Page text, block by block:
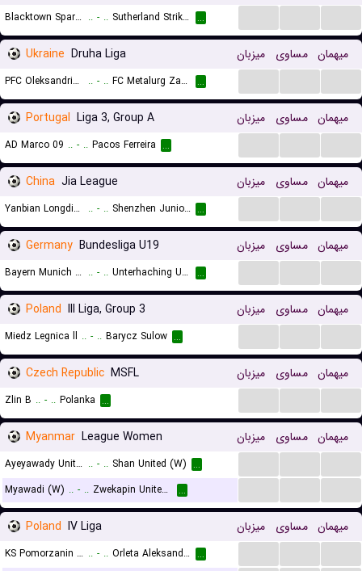
Blacktown Spartans FC (W) .. - .. Sutherland Strikers (W) ...
Ukraine Druha Liga میزبان مساوی میهمان
PFC Oleksandria II .. - .. FC Metalurg Zaporizhya ...
Portugal Liga 3, Group A میزبان مساوی میهمان
AD Marco 09 .. - .. Pacos Ferreira ...
China Jia League میزبان مساوی میهمان
Yanbian Longding .. - .. Shenzhen Juniors ...
Germany Bundesliga U19 میزبان مساوی میهمان
Bayern Munich U19 .. - .. Unterhaching U19 ...
Poland III Liga, Group 3 میزبان مساوی میهمان
Miedz Legnica ll .. - .. Barycz Sulow ...
Czech Republic MSFL میزبان مساوی میهمان
Zlin B .. - .. Polanka ...
Myanmar League Women میزبان مساوی میهمان
Ayeyawady United (W) .. - .. Shan United (W) ...
Myawadi (W) .. - .. Zwekapin United (W) ...
Poland IV Liga میزبان مساوی میهمان
KS Pomorzanin Torun .. - .. Orleta Aleksandrow Kujawski ...